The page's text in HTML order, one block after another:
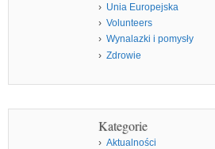
Unia Europejska
Volunteers
Wynalazki i pomysły
Zdrowie
Kategorie
Aktualności